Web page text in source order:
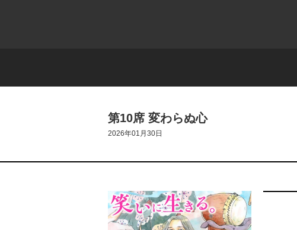
第10席 変わらぬ心
2026年01月30日